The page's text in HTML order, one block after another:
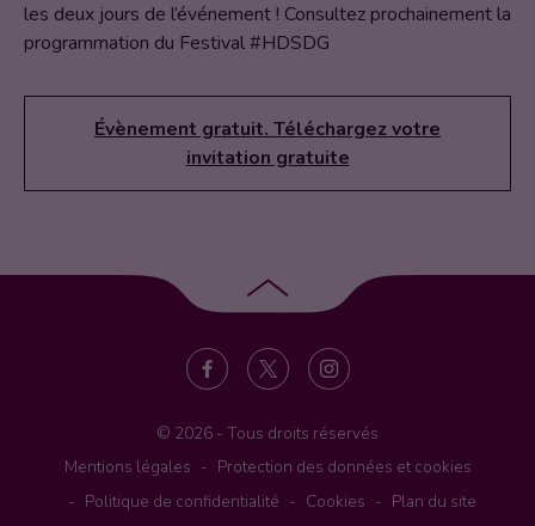
les deux jours de l’événement ! Consultez prochainement la
programmation du Festival #HDSDG
Évènement gratuit. Téléchargez votre
invitation gratuite
en
de
page
© 2026 - Tous droits réservés
Mentions légales
Protection des données et cookies
Politique de confidentialité
Cookies
Plan du site